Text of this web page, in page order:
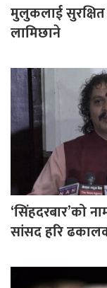
मुलुकलाई सुरक्षित
लामिछाने
‘सिंहदरबार’को
सांसद हरि